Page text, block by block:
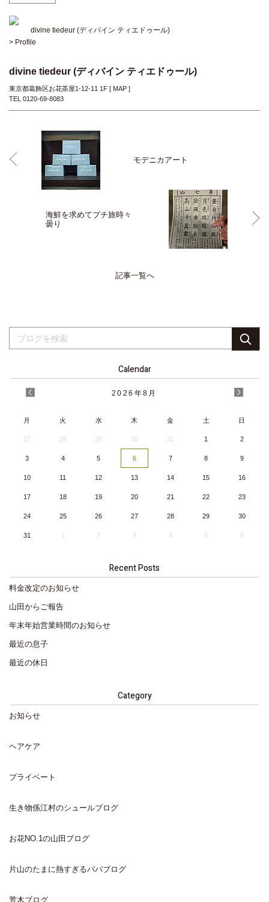
divine tiedeur (ディバイン ティエドゥール)
> Profile
divine tiedeur (ディバイン ティエドゥール)
東京都葛飾区お花茶屋1-12-11 1F [ MAP ]
TEL 0120-69-8083
モデニカアート
海鮮を求めてプチ旅時々
曇り
記事一覧へ
Calendar
2026 年8月
月 火 水 木 金 土 日
27 28 29 30 31 1 2
3 4 5 6 7 8 9
10 11 12 13 14 15 16
17 18 19 20 21 22 23
24 25 26 27 28 29 30
31 1 2 3 4 5 6
Recent Posts
料金改定のお知らせ
山田からご報告
年末年始営業時間のお知らせ
最近の息子
最近の休日
Category
お知らせ
ヘアケア
プライベート
生き物係江村のシュールブログ
お花NO.1の山田ブログ
片山のたまに熱すぎるパパブログ
荒木ブログ